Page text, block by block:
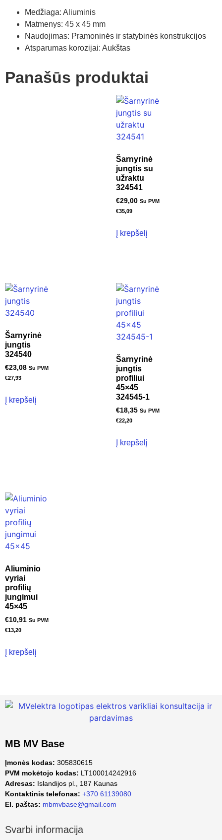
Medžiaga: Aliuminis
Matmenys: 45 x 45 mm
Naudojimas: Pramoninės ir statybinės konstrukcijos
Atsparumas korozijai: Aukštas
Panašūs produktai
Šarnyrinė
jungtis su
užraktu
324541
€29,00 Su PVM
€35,09
Į krepšelį
Šarnyrinė
jungtis
324540
€23,08 Su PVM
€27,93
Į krepšelį
Šarnyrinė
jungtis
profiliui
45×45
324545-1
€18,35 Su PVM
€22,20
Į krepšelį
Aliuminio
vyriai
profilių
jungimui
45×45
€10,91 Su PVM
€13,20
Į krepšelį
MB MV Base
Įmonės kodas: 305830615
PVM mokėtojo kodas: LT100014242916
Adresas: Islandijos pl., 187 Kaunas
Kontaktinis telefonas: +370 61139080
El. paštas: mbmvbase@gmail.com
Svarbi informacija